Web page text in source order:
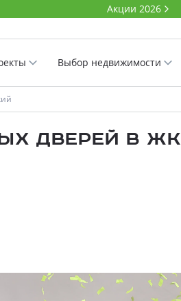
Акции 2026
Выбор недвижимости
дверей в ЖК